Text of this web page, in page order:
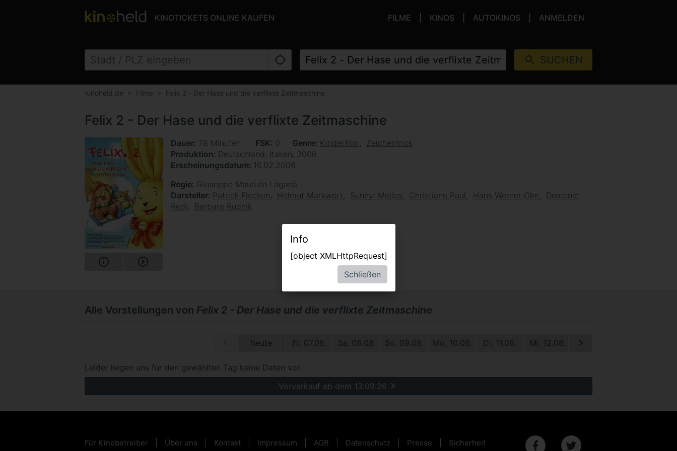
KINOTICKETS ONLINE KAUFEN FILME KINOS AUTOKINOS ANMELDEN
SUCHEN
kinoheld.de Filme Felix 2 - Der Hase und die verflixte Zeitmaschine
Felix 2 - Der Hase und die verflixte Zeitmaschine
Dauer 78 Minuten FSK 0 Genre Kinderfilm
Zeichentrick
Produktion Deutschland, Italien, 2006
Erscheinungsdatum 16.02.2006
Regie Giuseppe Maurizio Laganà
Darsteller Patrick Flecken Helmut Markwort Sunnyi Melles Christiane Paul Hans Werner Olm
Domenic
Redl
Barbara Rudnik
Alle Vorstellungen von Felix 2 - Der Hase und die verflixte Zeitmaschine
heute Fr, 07.08. Sa, 08.08. So, 09.08. Mo, 10.08. Di, 11.08. Mi, 12.08. Do, 13.08.
Leider liegen uns für den gewählten Tag keine Daten vor.
Vorverkauf ab dem 13.09.26
Für Kinobetreiber Über uns Kontakt Impressum AGB Datenschutz Presse Sicherheit
Info
[object XMLHttpRequest]
Schließen